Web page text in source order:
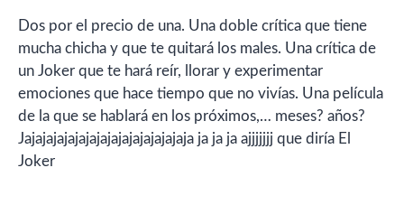
Dos por el precio de una. Una doble crítica que tiene
mucha chicha y que te quitará los males. Una crítica de
un Joker que te hará reír, llorar y experimentar
emociones que hace tiempo que no vivías. Una película
de la que se hablará en los próximos,… meses? años?
Jajajajajajajajajajajajajajajaja ja ja ja ajjjjjjj que diría El
Joker